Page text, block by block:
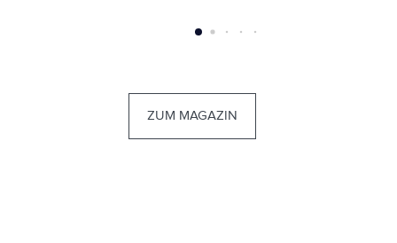
ZUM MAGAZIN